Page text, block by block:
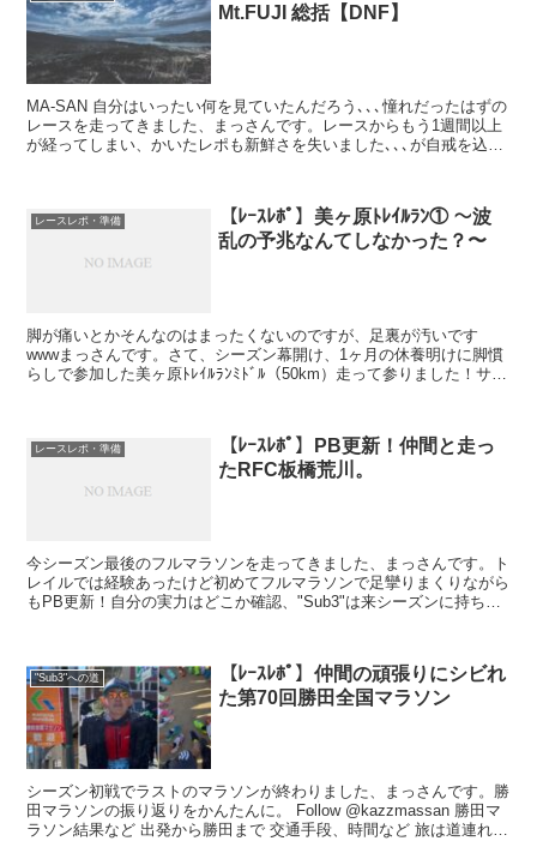
Mt.FUJI 総括【DNF】
MA-SAN 自分はいったい何を見ていたんだろう､､､憧れだったはずの
レースを走ってきました、まっさんです。レースからもう1週間以上
が経ってしまい、かいたレポも新鮮さを失いました､､､が自戒を込め
レースレポ・準備
【ﾚｰｽﾚﾎﾟ】美ヶ原ﾄﾚｲﾙﾗﾝ① 〜波
乱の予兆なんてしなかった？〜
脚が痛いとかそんなのはまったくないのですが、足裏が汚いです
wwwまっさんです。さて、シーズン幕開け、1ヶ月の休養明けに脚慣
らしで参加した美ヶ原ﾄﾚｲﾙﾗﾝﾐﾄﾞﾙ（50km）走って参りました！サン
レースレポ・準備
【ﾚｰｽﾚﾎﾟ】PB更新！仲間と走っ
たRFC板橋荒川。
今シーズン最後のフルマラソンを走ってきました、まっさんです。ト
レイルでは経験あったけど初めてフルマラソンで足攣りまくりながら
もPB更新！自分の実力はどこか確認、"Sub3"は来シーズンに持ち越
"Sub3"への道
【ﾚｰｽﾚﾎﾟ】仲間の頑張りにシビれ
た第70回勝田全国マラソン
シーズン初戦でラストのマラソンが終わりました、まっさんです。勝
田マラソンの振り返りをかんたんに。 Follow @kazzmassan 勝田マ
ラソン結果など 出発から勝田まで 交通手段、時間など 旅は道連れ